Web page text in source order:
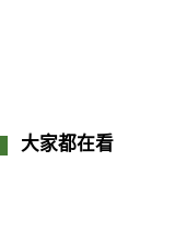
大家都在看